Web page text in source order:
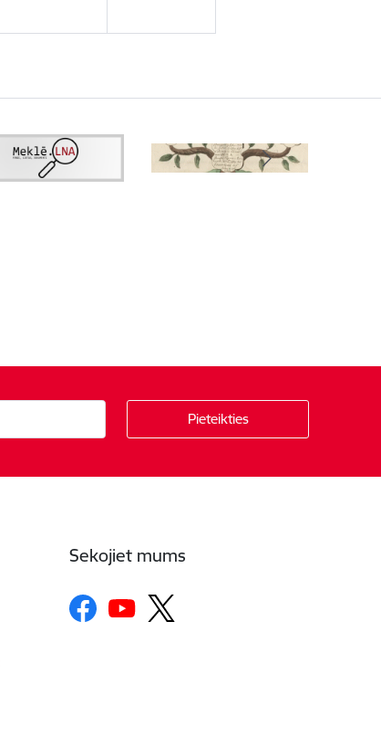
Sekojiet mums